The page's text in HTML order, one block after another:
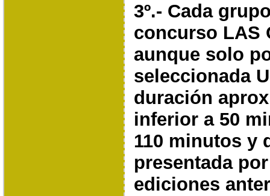
3º.- Cada
concurso LAS
aunque solo
seleccionada
duración
inferior a 50
110 minutos y
presentada
ediciones